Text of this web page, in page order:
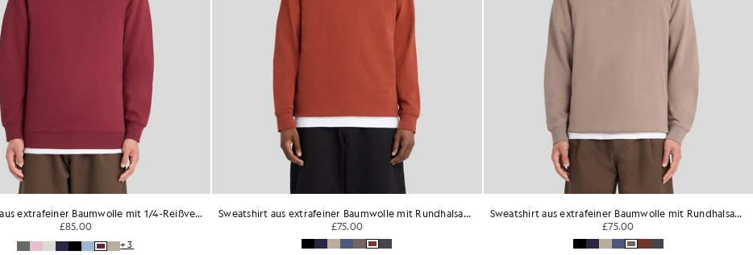
Sweatshirt aus extrafeiner Baumwolle mit 1/4-Reißverschluss
£85.00
+3
Sweatshirt aus extrafeiner Baumwolle mit Rundhalsausschnitt
£75.00
Sweatshirt aus extrafeiner Baumwolle mit Rundhalsausschnitt
£75.00